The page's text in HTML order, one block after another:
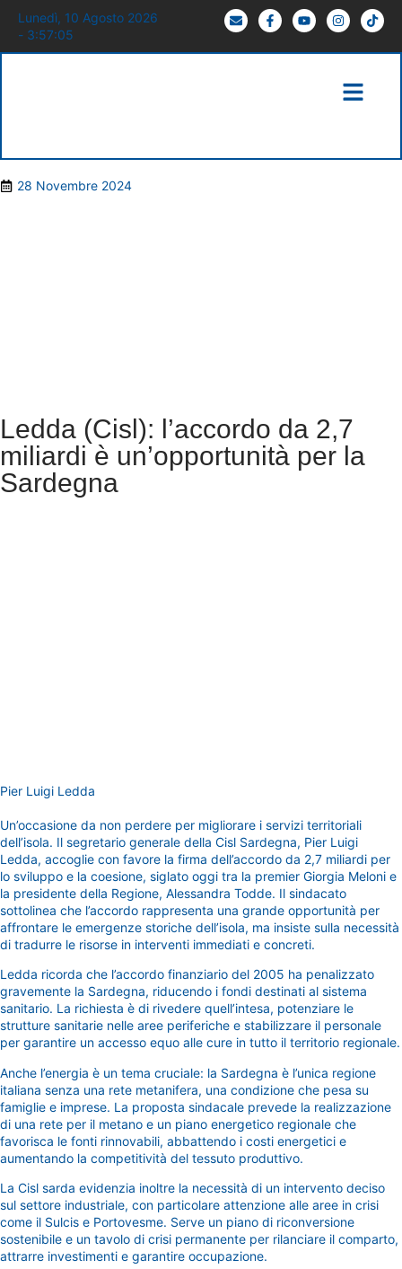
Lunedì, 10 Agosto 2026
- 3:57:06
28 Novembre 2024
Ledda (Cisl): l’accordo da 2,7
miliardi è un’opportunità per la
Sardegna
Pier Luigi Ledda
Un’occasione da non perdere per migliorare i servizi territoriali
dell’isola. Il segretario generale della Cisl Sardegna, Pier Luigi
Ledda, accoglie con favore la firma dell’accordo da 2,7 miliardi per
lo sviluppo e la coesione, siglato oggi tra la premier Giorgia Meloni e
la presidente della Regione, Alessandra Todde. Il sindacato
sottolinea che l’accordo rappresenta una grande opportunità per
affrontare le emergenze storiche dell’isola, ma insiste sulla necessità
di tradurre le risorse in interventi immediati e concreti.
Ledda ricorda che l’accordo finanziario del 2005 ha penalizzato
gravemente la Sardegna, riducendo i fondi destinati al sistema
sanitario. La richiesta è di rivedere quell’intesa, potenziare le
strutture sanitarie nelle aree periferiche e stabilizzare il personale
per garantire un accesso equo alle cure in tutto il territorio regionale.
Anche l’energia è un tema cruciale: la Sardegna è l’unica regione
italiana senza una rete metanifera, una condizione che pesa su
famiglie e imprese. La proposta sindacale prevede la realizzazione
di una rete per il metano e un piano energetico regionale che
favorisca le fonti rinnovabili, abbattendo i costi energetici e
aumentando la competitività del tessuto produttivo.
La Cisl sarda evidenzia inoltre la necessità di un intervento deciso
sul settore industriale, con particolare attenzione alle aree in crisi
come il Sulcis e Portovesme. Serve un piano di riconversione
sostenibile e un tavolo di crisi permanente per rilanciare il comparto,
attrarre investimenti e garantire occupazione.